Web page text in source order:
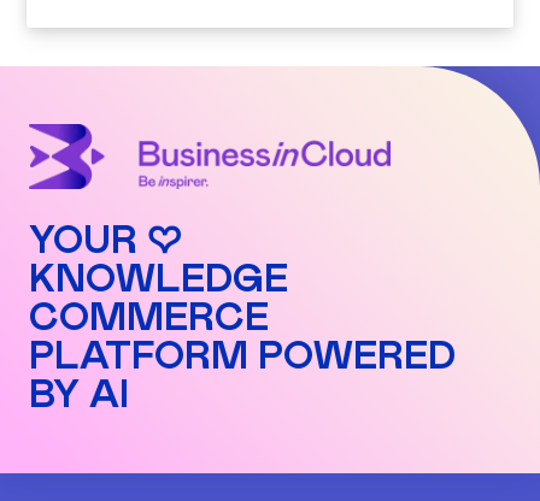
YOUR ♡
KNOWLEDGE
COMMERCE
PLATFORM POWERED
BY AI